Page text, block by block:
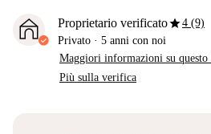
Proprietario verificatostar4 (9)
Privato · 5 anni con noi
Maggiori informazioni su questo
Più sulla verifica